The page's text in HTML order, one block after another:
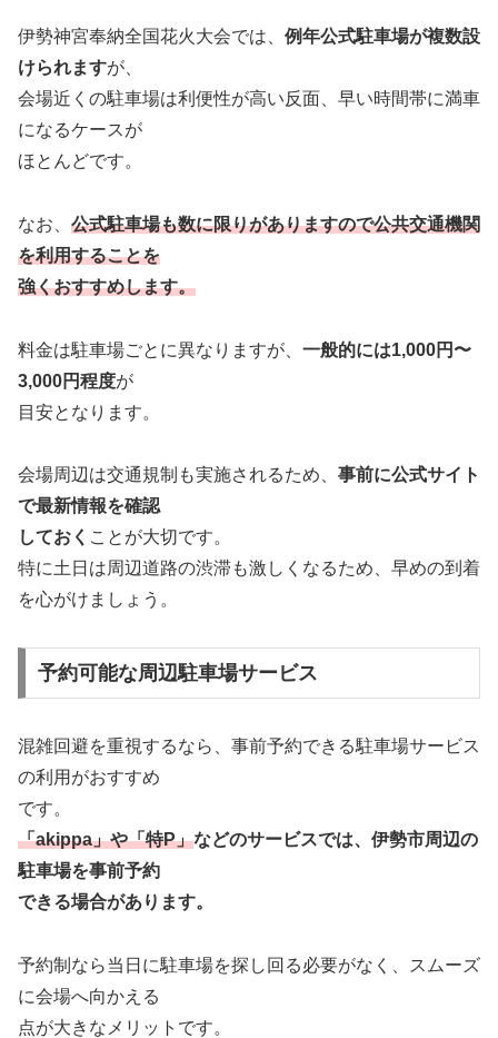
伊勢神宮奉納全国花火大会では、 例年公式駐車場が複数設
けられますが、
会場近くの駐車場は利便性が高い反面、早い時間帯に満車
になるケースが
ほとんどです。
なお、 公式駐車場も数に限りがありますので公共交通機関
を利用することを
強くおすすめします。
料金は駐車場ごとに異なりますが、 一般的には1,000円〜
3,000円程度が
目安となります。
会場周辺は交通規制も実施されるため、 事前に公式サイト
で最新情報を確認
しておく ことが大切です。
特に土日は周辺道路の渋滞も激しくなるため、早めの到着
を心がけましょう。
予約可能な周辺駐車場サービス
混雑回避を重視するなら、事前予約できる駐車場サービス
の利用がおすすめ
です。
「akippa」や「特P」などのサービスでは、伊勢市周辺の
駐車場を事前予約
できる場合があります。
予約制なら当日に駐車場を探し回る必要がなく、スムーズ
に会場へ向かえる
点が大きなメリットです。